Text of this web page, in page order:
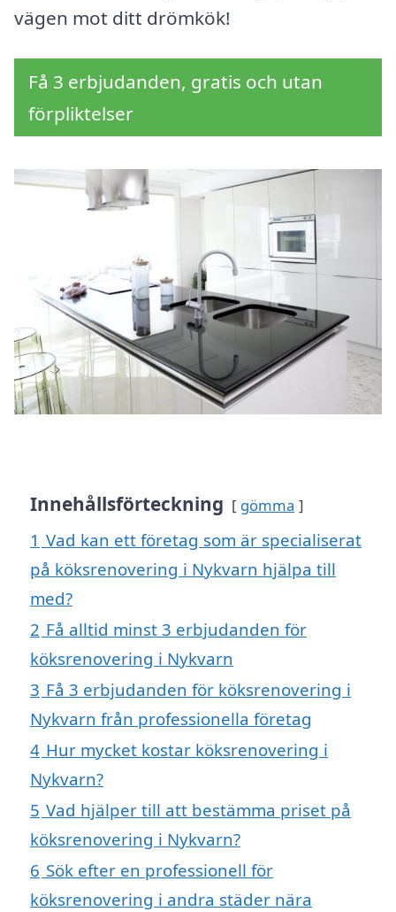
vägen mot ditt drömkök!
Få 3 erbjudanden, gratis och utan
förpliktelser
Innehållsförteckning gömma
1 Vad kan ett företag som är specialiserat
på köksrenovering i Nykvarn hjälpa till
med?
2 Få alltid minst 3 erbjudanden för
köksrenovering i Nykvarn
3 Få 3 erbjudanden för köksrenovering i
Nykvarn från professionella företag
4 Hur mycket kostar köksrenovering i
Nykvarn?
5 Vad hjälper till att bestämma priset på
köksrenovering i Nykvarn?
6 Sök efter en professionell för
köksrenovering i andra städer nära